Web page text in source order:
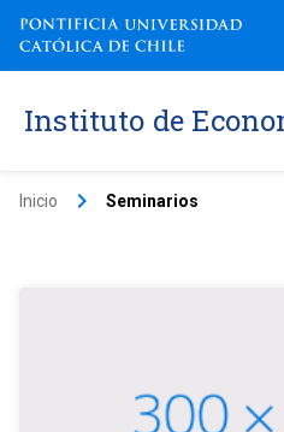
Instituto de
Inicio keyboard_arrow_right Seminarios